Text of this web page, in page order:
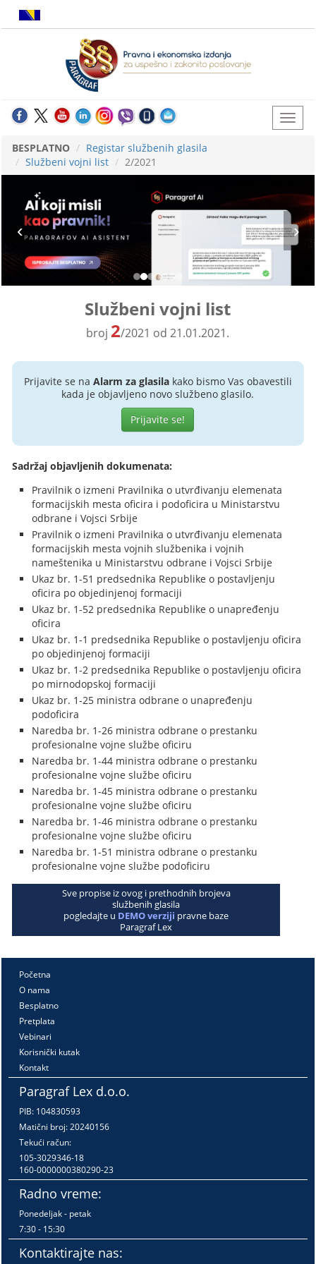
BESPLATNO
Registar službenih glasila
Službeni vojni list
2/2021
Službeni vojni list
broj 2/2021 od 21.01.2021.
Prijavite se na Alarm za glasilakako bismo Vas obavestili
kada je objavljeno novo službeno glasilo.
Prijavite se!
Sadržaj objavljenih dokumenata:
Pravilnik o izmeni Pravilnika o utvrđivanju elemenata
formacijskih mesta oficira i podoficira u Ministarstvu
odbrane i Vojsci Srbije
Pravilnik o izmeni Pravilnika o utvrđivanju elemenata
formacijskih mesta vojnih službenika i vojnih
nameštenika u Ministarstvu odbrane i Vojsci Srbije
Ukaz br. 1-51 predsednika Republike o postavljenju
oficira po objedinjenoj formaciji
Ukaz br. 1-52 predsednika Republike o unapređenju
oficira
Ukaz br. 1-1 predsednika Republike o postavljenju oficira
po objedinjenoj formaciji
Ukaz br. 1-2 predsednika Republike o postavljenju oficira
po mirnodopskoj formaciji
Ukaz br. 1-25 ministra odbrane o unapređenju
podoficira
Naredba br. 1-26 ministra odbrane o prestanku
profesionalne vojne službe oficiru
Naredba br. 1-44 ministra odbrane o prestanku
profesionalne vojne službe oficiru
Naredba br. 1-45 ministra odbrane o prestanku
profesionalne vojne službe oficiru
Naredba br. 1-46 ministra odbrane o prestanku
profesionalne vojne službe oficiru
Naredba br. 1-51 ministra odbrane o prestanku
profesionalne vojne službe podoficiru
Sve propise iz ovog i prethodnih brojeva
službenih glasila
pogledajte u DEMO verziji pravne baze
Paragraf Lex
Početna
O nama
Besplatno
Pretplata
Vebinari
Korisnički kutak
Kontakt
Paragraf Lex d.o.o.
PIB: 104830593
Matični broj: 20240156
Tekući račun:
105-3029346-18
160-0000000380290-23
Radno vreme:
Ponedeljak - petak
7:30 - 15:30
Kontaktirajte nas: